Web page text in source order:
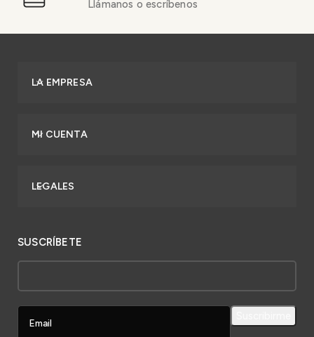
Llámanos o escríbenos
LA EMPRESA
MI CUENTA
LEGALES
SUSCRÍBETE